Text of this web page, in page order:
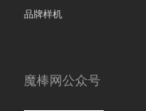
品牌样机
魔棒网公众号